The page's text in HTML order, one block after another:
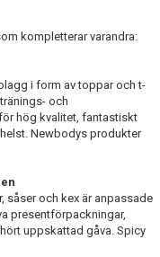
kompletterar varandra:
i form av toppar och t-
och
hög kvalitet, fantastiskt
Newbodys produkter
såser och kex är anpassade
presentförpackningar,
uppskattad gåva. Spicy